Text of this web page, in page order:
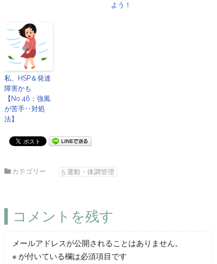
よう！
私、HSP＆発達
障害かも
【No.46：強風
が苦手‥対処
法】
カテゴリー 5.運動・体調管理
コメントを残す
メールアドレスが公開されることはありません。
※が付いている欄は必須項目です